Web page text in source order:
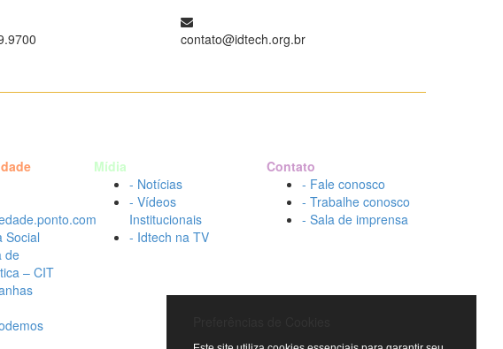
contato@idtech.org.br
Social
de
– CIT
Mídia
- Notícias
- Vídeos
Institucionais
- Idtech na TV
Contato
- Fale conosco
- Trabalhe conosco
- Sala de imprensa